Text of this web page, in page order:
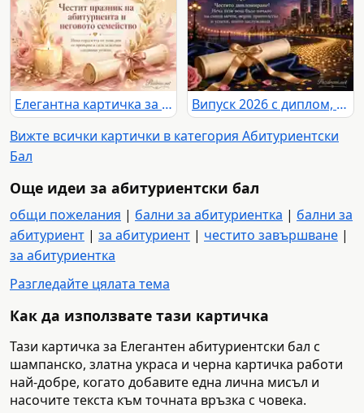
Елегантна картичка за Випуск 2026 с поздрав към абитуриента и неговото семейство
Випуск 2026 с диплом, фойерверки и празничен градски силует
Вижте всички картички в категория Абитуриентски
Бал
Още идеи за абитуриентски бал
общи пожелания | бални за абитуриентка | бални за
абитуриент | за абитуриент | честито завършване |
за абитуриентка
Разгледайте цялата тема
Как да използвате тази картичка
Тази картичка за Елегантен абитуриентски бал с
шампанско, златна украса и черна картичка работи
най-добре, когато добавите една лична мисъл и
насочите текста към точната връзка с човека.